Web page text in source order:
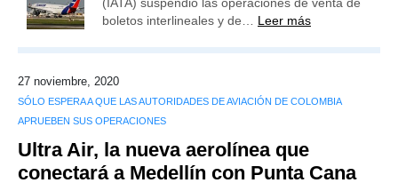
boletos interlineales y de… Leer más
27 noviembre, 2020
SÓLO ESPERA A QUE LAS AUTORIDADES DE AVIACIÓN DE COLOMBIA
APRUEBEN SUS OPERACIONES
Ultra Air, la nueva aerolínea que
conectará a Medellín con Punta Cana